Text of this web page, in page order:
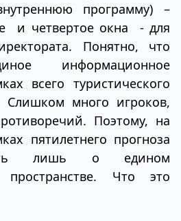
программу) –
и четвертое окна - для
Понятно, что
информационное
всего туристического
Слишком много игроков,
Поэтому, на
пятилетнего прогноза
лишь о едином
пространстве. Что это